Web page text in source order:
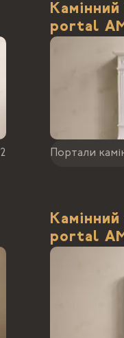
2
portal
Портали
portal